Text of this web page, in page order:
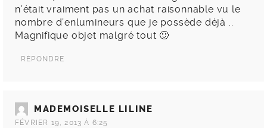
n’était vraiment pas un achat raisonnable vu le
nombre d’enlumineurs que je possède déjà ..
Magnifique objet malgré tout 🙂
RÉPONDRE
MADEMOISELLE LILINE
FÉVRIER 19, 2013 À 6:25